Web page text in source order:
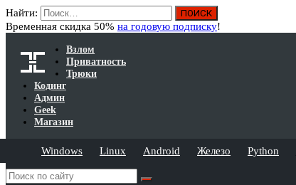
Найти:
Временная скидка 50% на годовую подписку!
Взлом
Приватность
Трюки
Кодинг
Админ
Geek
Магазин
Windows Linux Android Железо Python